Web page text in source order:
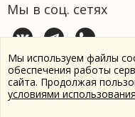
Мы в соц. сетях
Пользовательское
Политика обработки
Мы используем файлы
обеспечения работы
сайта. Продолжая
условиями использования